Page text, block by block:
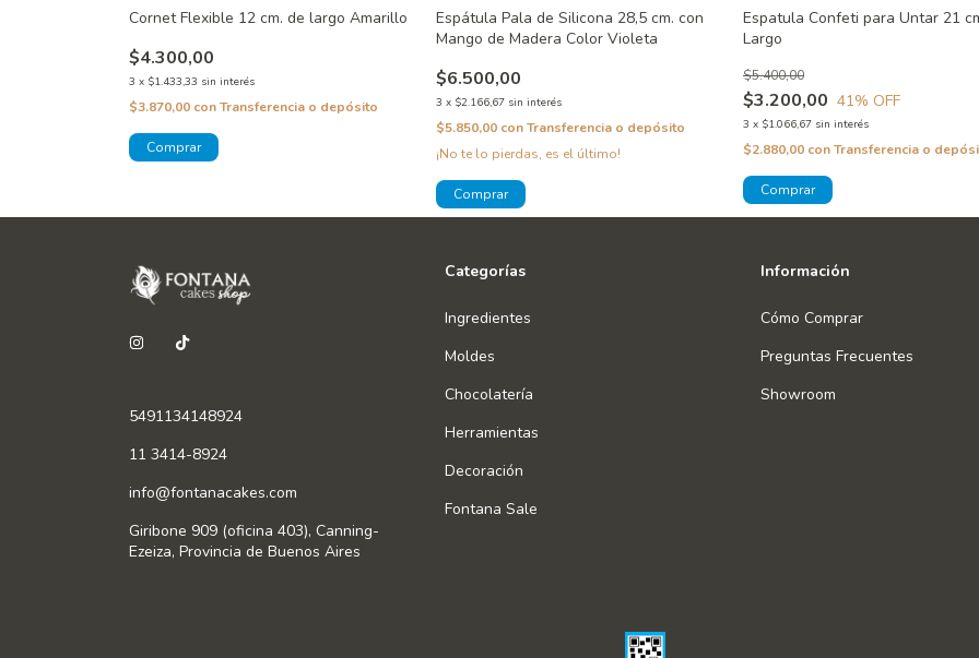
Cornet Flexible 12 cm. de largo Amarillo
$4.300,00
3 x $1.433,33 sin interés
$3.870,00 conTransferencia o depósito
Espátula Pala de Silicona 28,5 cm. con
Mango de Madera Color Violeta
$6.500,00
3 x $2.166,67 sin interés
$5.850,00 conTransferencia o depósito
¡No te lo pierdas, es el último!
Espatula Confeti para Untar 21
Largo
$3.200,00
$5.400,00
41% OFF
3 x $1.066,67 sin interés
$2.880,00 conTransferencia o
5491134148924
11 3414-8924
info@fontanacakes.com
Giribone 909 (oficina 403), Canning-
Ezeiza, Provincia de Buenos Aires
Categorías
Ingredientes
Moldes
Chocolatería
Herramientas
Decoración
Fontana Sale
Información
Cómo Comprar
Preguntas Frecuentes
Showroom